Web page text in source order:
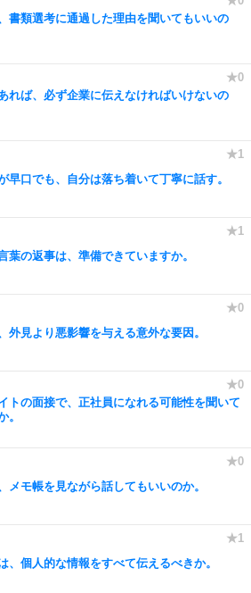
書類選考に通過した理由を聞いてもいいの
れば、必ず企業に伝えなければいけないの
早口でも、自分は落ち着いて丁寧に話す。
葉の返事は、準備できていますか。
外見より悪影響を与える意外な要因。
トの面接で、正社員になれる可能性を聞いて
。
メモ帳を見ながら話してもいいのか。
、個人的な情報をすべて伝えるべきか。